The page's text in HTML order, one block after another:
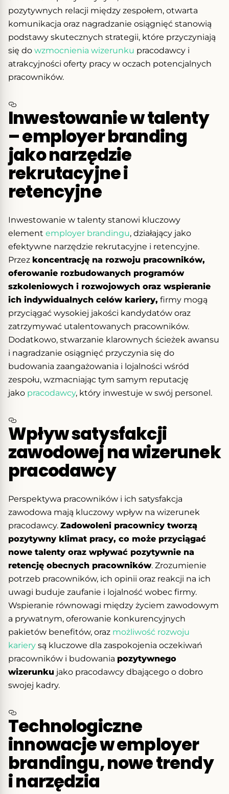
pozytywnych relacji między zespołem, otwarta
komunikacja oraz nagradzanie osiągnięć stanowią
podstawy skutecznych strategii, które przyczyniają
się do wzmocnienia wizerunku pracodawcy i
atrakcyjności oferty pracy w oczach potencjalnych
pracowników.
Inwestowanie w talenty
– employer branding
jako narzędzie
rekrutacyjne i
retencyjne
Inwestowanie w talenty stanowi kluczowy
element employer brandingu, działający jako
efektywne narzędzie rekrutacyjne i retencyjne.
Przez koncentrację na rozwoju pracowników,
oferowanie rozbudowanych programów
szkoleniowych i rozwojowych oraz wspieranie
ich indywidualnych celów kariery, firmy mogą
przyciągać wysokiej jakości kandydatów oraz
zatrzymywać utalentowanych pracowników.
Dodatkowo, stwarzanie klarownych ścieżek awansu
i nagradzanie osiągnięć przyczynia się do
budowania zaangażowania i lojalności wśród
zespołu, wzmacniając tym samym reputację
jako pracodawcy, który inwestuje w swój personel.
Wpływ satysfakcji
zawodowej na wizerunek
pracodawcy
Perspektywa pracowników i ich satysfakcja
zawodowa mają kluczowy wpływ na wizerunek
pracodawcy. Zadowoleni pracownicy tworzą
pozytywny klimat pracy, co może przyciągać
nowe talenty oraz wpływać pozytywnie na
retencję obecnych pracowników. Zrozumienie
potrzeb pracowników, ich opinii oraz reakcji na ich
uwagi buduje zaufanie i lojalność wobec firmy.
Wspieranie równowagi między życiem zawodowym
a prywatnym, oferowanie konkurencyjnych
pakietów benefitów, oraz możliwość rozwoju
kariery są kluczowe dla zaspokojenia oczekiwań
pracowników i budowania pozytywnego
wizerunku jako pracodawcy dbającego o dobro
swojej kadry.
Technologiczne
innowacje w employer
brandingu, nowe trendy
i narzędzia